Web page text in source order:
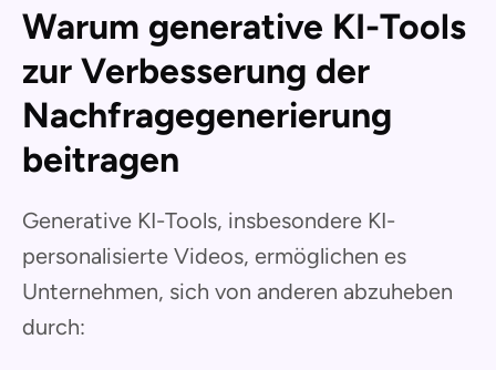
Warum generative KI-Tools
zur Verbesserung der
Nachfragegenerierung
beitragen
Generative KI-Tools, insbesondere KI-
personalisierte Videos, ermöglichen es
Unternehmen, sich von anderen abzuheben
durch: